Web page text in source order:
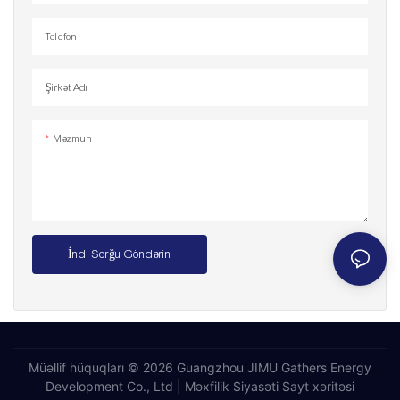
Telefon
Şirkət Adı
Məzmun
İndi Sorğu Göndərin
Müəllif hüquqları © 2026 Guangzhou JIMU Gathers Energy
Development Co., Ltd |
Məxfilik Siyasəti Sayt xəritəsi